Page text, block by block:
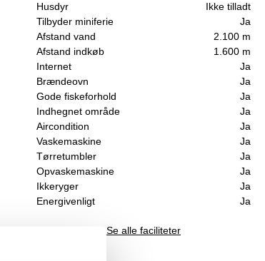
Husdyr
Ikke tilladt
Tilbyder miniferie
Ja
Afstand vand
2.100 m
Afstand indkøb
1.600 m
Internet
Ja
Brændeovn
Ja
Gode fiskeforhold
Ja
Indhegnet område
Ja
Aircondition
Ja
Vaskemaskine
Ja
Tørretumbler
Ja
Opvaskemaskine
Ja
Ikkeryger
Ja
Energivenligt
Ja
Se alle faciliteter